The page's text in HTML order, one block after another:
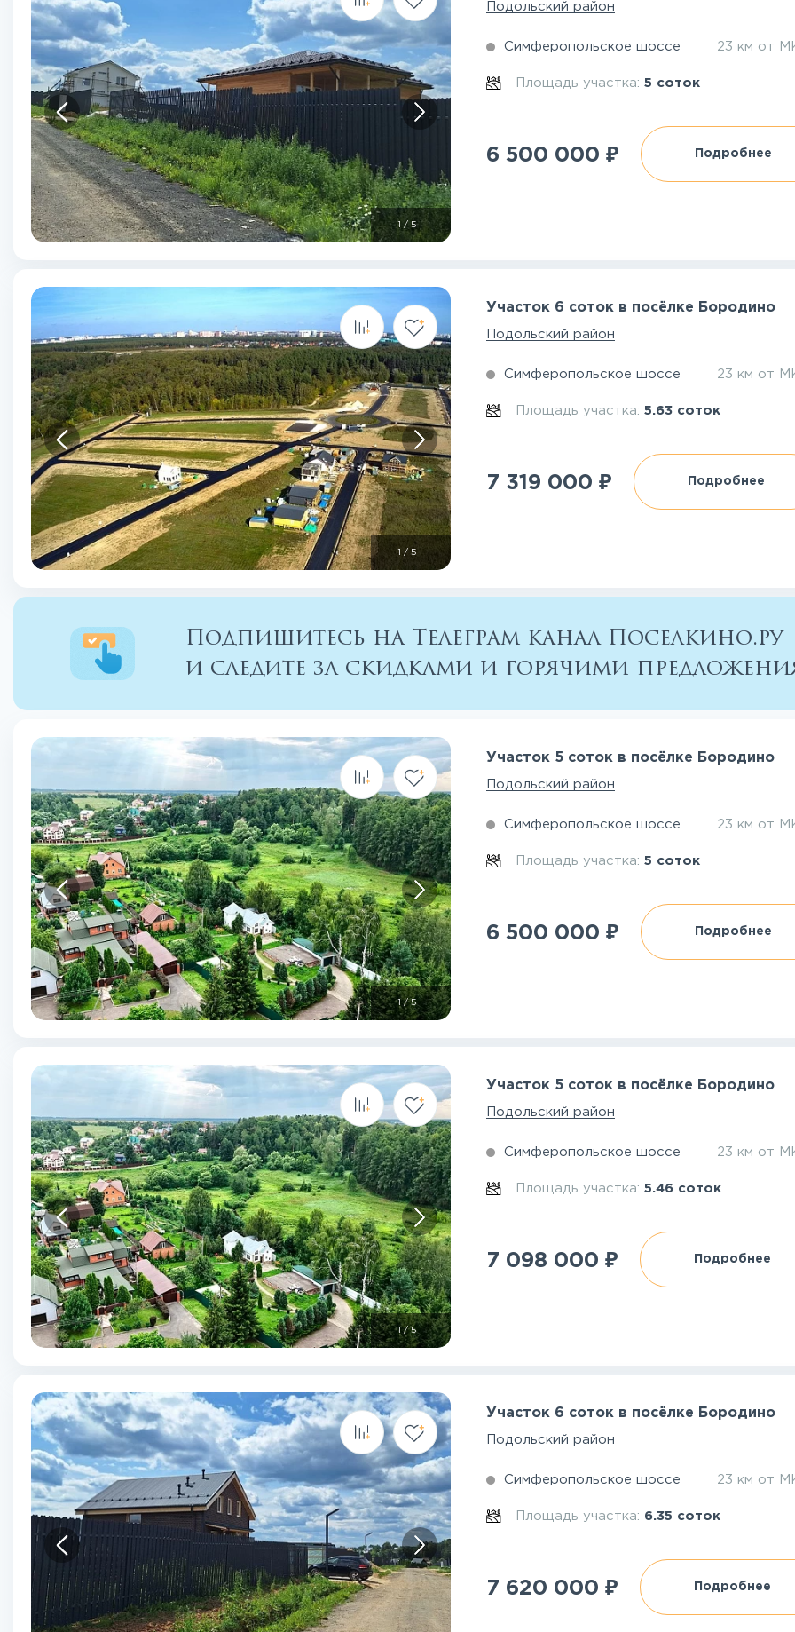
1 /5
Подольский район
Симферопольское шоссе 23 км от
Площадь участка:5 соток
6 500 000 ₽ Подробнее
/5
Участок 6 соток в посёлке Бородино
Подольский район
Симферопольское шоссе 23 км от
Площадь участка:5.63 соток
7 319 000 ₽ Подробнее
Подпишитесь на Телеграм канал Поселкино.ру
и следите за скидками и горячими
1 /5
Участок 5 соток в посёлке Бородино
Подольский район
Симферопольское шоссе 23 км от
Площадь участка:5 соток
6 500 000 ₽ Подробнее
1 /5
Участок 5 соток в посёлке Бородино
Подольский район
Симферопольское шоссе 23 км от
Площадь участка:5.46 соток
7 098 000 ₽ Подробнее
Участок 6 соток в посёлке Бородино
Подольский район
Симферопольское шоссе 23 км от
Площадь участка: 6.35 соток
7 620 000 ₽ Подробнее